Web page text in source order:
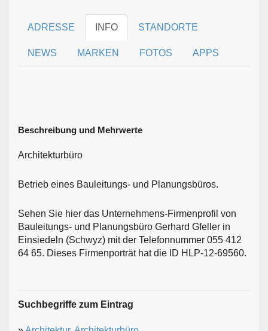
ADRESSE INFO STANDORTE
NEWS MARKEN FOTOS APPS
Beschreibung und Mehrwerte
Architekturbüro
Betrieb eines Bauleitungs- und Planungsbüros.
Sehen Sie hier das Unternehmens-Firmenprofil von
Bauleitungs- und Planungsbüro Gerhard Gfeller in
Einsiedeln (Schwyz) mit der Telefonnummer 055 412
64 65. Dieses Firmenporträt hat die ID HLP-12-69560.
Suchbegriffe zum Eintrag